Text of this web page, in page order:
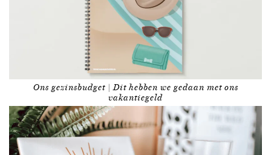
Ons gezinsbudget | Dit hebben we gedaan met ons
vakantiegeld